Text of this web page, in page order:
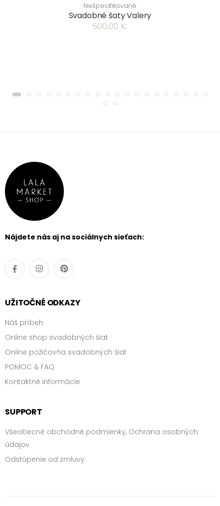
Nešpecifikované
Svadobné šaty Valery
500,00 €
Nájdete nás aj na sociálnych sieťach:
UŽITOČNÉ ODKAZY
Náš príbeh
Online shop svadobných šiat
Online požičovňa svadobných šiat
POMOC & FAQ
Kontaktné informácie
SUPPORT
Všeobecné obchodné podmienky, Ochrana osobných
údajov
Odstúpenie od zmluvy